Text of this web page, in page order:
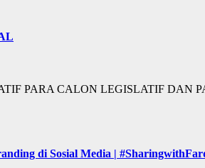
PARA CALON LEGISLATIF DAN
di Sosial Media |